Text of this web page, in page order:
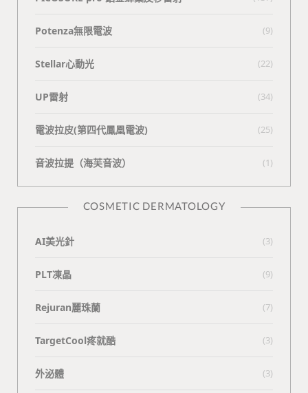
Potenza無限電波 (9)
Stellar心動光 (22)
UP雷射 (34)
電波拉皮(第四代鳳凰電波) (25)
⾳波拉提（海芙⾳波） (1)
COSMETIC DERMATOLOGY
AI美光針 (3)
PLT凍晶 (9)
Rejuran麗珠蘭 (7)
TargetCool疼就酷 (3)
外泌體 (3)